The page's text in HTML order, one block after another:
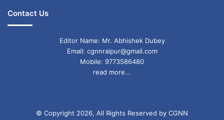
Contact Us
Editor Name: Mr. Abhishek Dubey
Email: cgnnraipur@gmail.com
Mobile: 9773586480
read more...
© Copyright 2026, All Rights Reserved by CGNN